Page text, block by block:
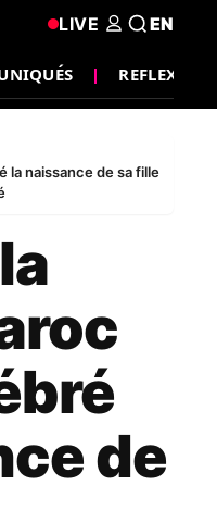
REFLEXION
LIVE EN
la naissance de sa fille
de